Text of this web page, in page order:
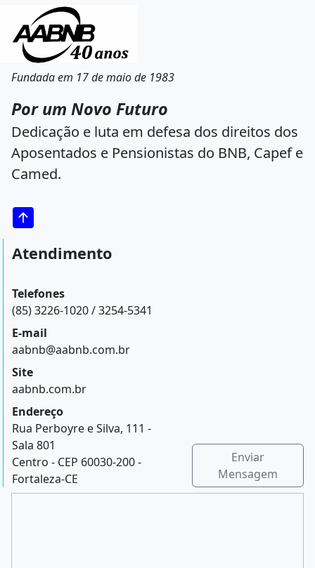
Fundada em 17 de maio de 1983
Por um Novo Futuro
Dedicação e luta em defesa dos direitos dos
Aposentados e Pensionistas do BNB, Capef e
Camed.
Atendimento
Telefones
(85) 3226-1020 / 3254-5341
E-mail
aabnb@aabnb.com.br
Site
aabnb.com.br
Endereço
Rua Perboyre e Silva, 111 -
Sala 801
Centro - CEP 60030-200 -
Fortaleza-CE
Enviar
Mensagem